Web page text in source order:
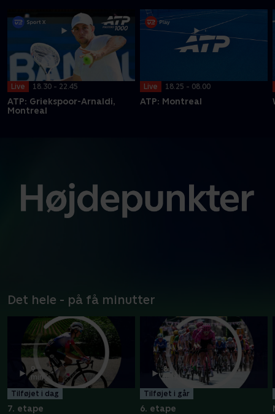
Live 18.30 - 22.45
ATP: Griekspoor-Arnaldi,
Montreal
Live 18.25 - 08.00
ATP: Montreal
Det hele - på få minutter
9
min
Tilføjet i dag
7. etape
8
min
Tilføjet i går
6. etape